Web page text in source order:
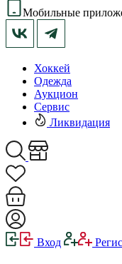
Мобильные
Хоккей
Одежда
Аукцион
Сервис
Ликвидация
Вход